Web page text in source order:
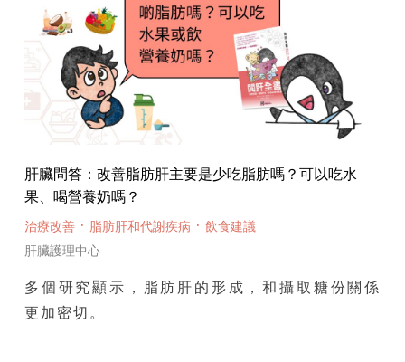
肝臟問答：改善脂肪肝主要是少吃脂肪嗎？可以吃水
果、喝營養奶嗎？
治療改善· 脂肪肝和代謝疾病 · 飲食建議
肝臟護理中心
多個研究顯示，脂肪肝的形成，和攝取糖份關係
更加密切。